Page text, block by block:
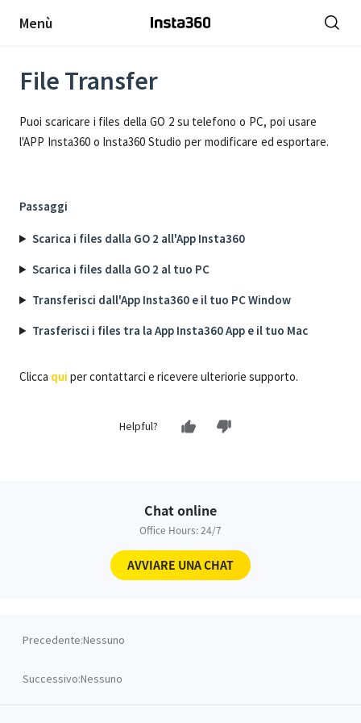
Menù
File Transfer
Puoi scaricare i files della GO 2 su telefono o PC, poi usare
l'APP Insta360 o Insta360 Studio per modificare ed esportare.
Passaggi
Scarica i files dalla GO 2 all'App Insta360
Scarica i files dalla GO 2 al tuo PC
Transferisci dall'App Insta360 e il tuo PC Window
Trasferisci i files tra la App Insta360 App e il tuo Mac
Clicca qui per contattarci e ricevere ulteriorie supporto.
Helpful?
Chat online
Office Hours: 24/7
AVVIARE UNA CHAT
Precedente:Nessuno
Successivo:Nessuno